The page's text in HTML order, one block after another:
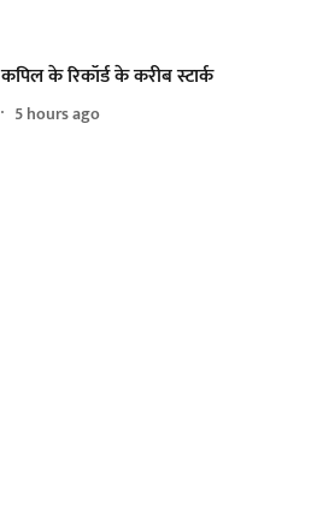
कपिल के रिकॉर्ड के करीब स्टार्क
5 hours ago